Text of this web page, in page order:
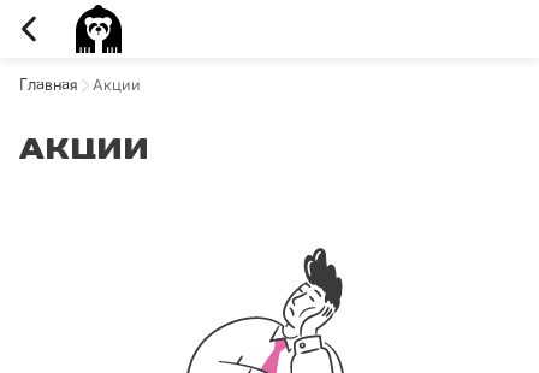
Главная Акции
Акции